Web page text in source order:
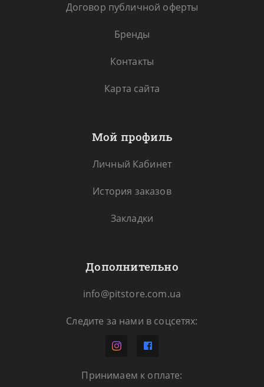
Договор публичной оферты
Бренды
Контакты
Карта сайта
Мой профиль
Личный Кабинет
История заказов
Закладки
Дополнительно
info@pitstore.com.ua
Следите за нами в соцсетях:
Принимаем к оплате: